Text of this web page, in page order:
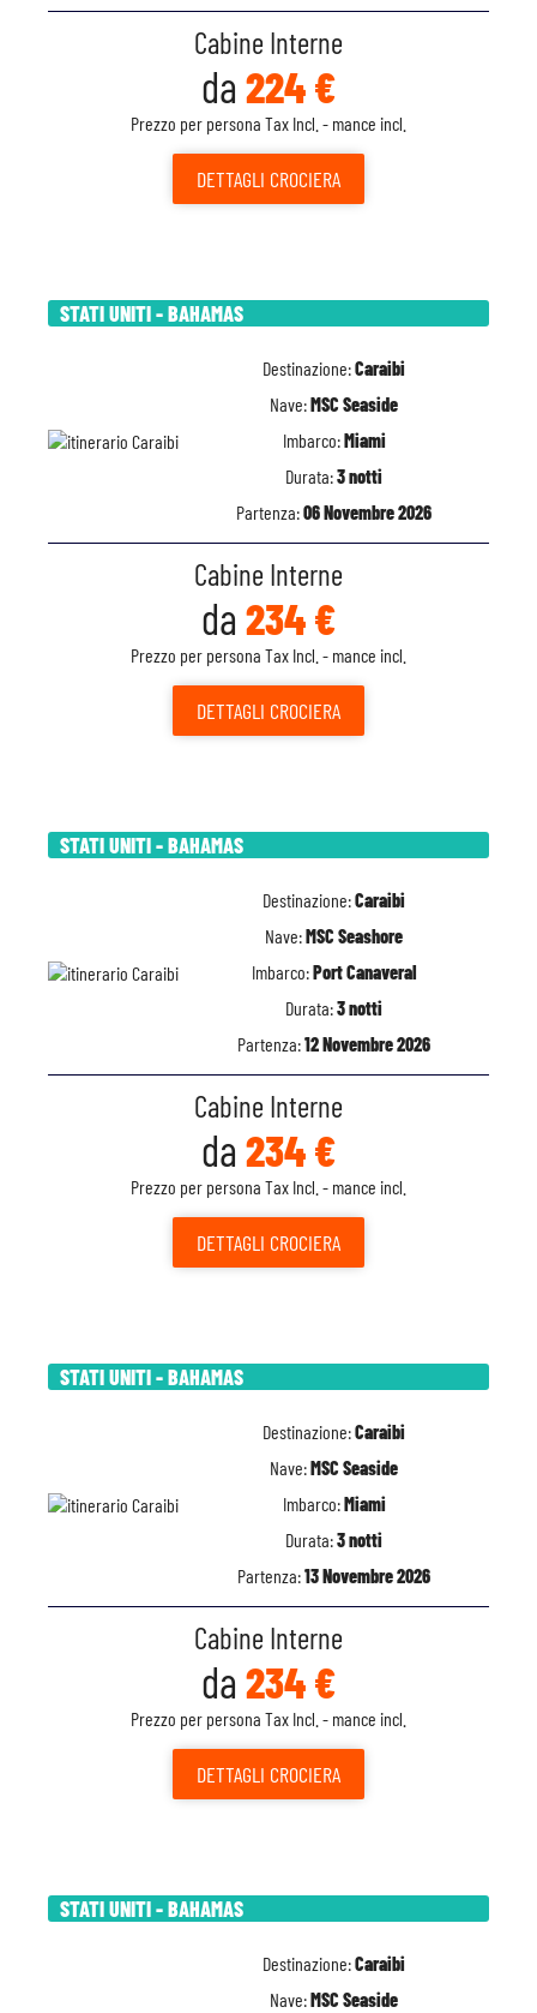
Cabine Interne
da 224 €
Prezzo per persona Tax Incl. - mance incl.
DETTAGLI CROCIERA
STATI UNITI - BAHAMAS
Destinazione:Caraibi
Nave:MSC Seaside
Imbarco:Miami
Durata:3 notti
Partenza:06 Novembre 2026
Cabine Interne
da 234 €
Prezzo per persona Tax Incl. - mance incl.
DETTAGLI CROCIERA
STATI UNITI - BAHAMAS
Destinazione:Caraibi
Nave:MSC Seashore
Imbarco:Port Canaveral
Durata:3 notti
Partenza:12 Novembre 2026
Cabine Interne
da 234 €
Prezzo per persona Tax Incl. - mance incl.
DETTAGLI CROCIERA
STATI UNITI - BAHAMAS
Destinazione:Caraibi
Nave:MSC Seaside
Imbarco:Miami
Durata:3 notti
Partenza:13 Novembre 2026
Cabine Interne
da 234 €
Prezzo per persona Tax Incl. - mance incl.
DETTAGLI CROCIERA
STATI UNITI - BAHAMAS
Destinazione:Caraibi
Nave:MSC Seaside